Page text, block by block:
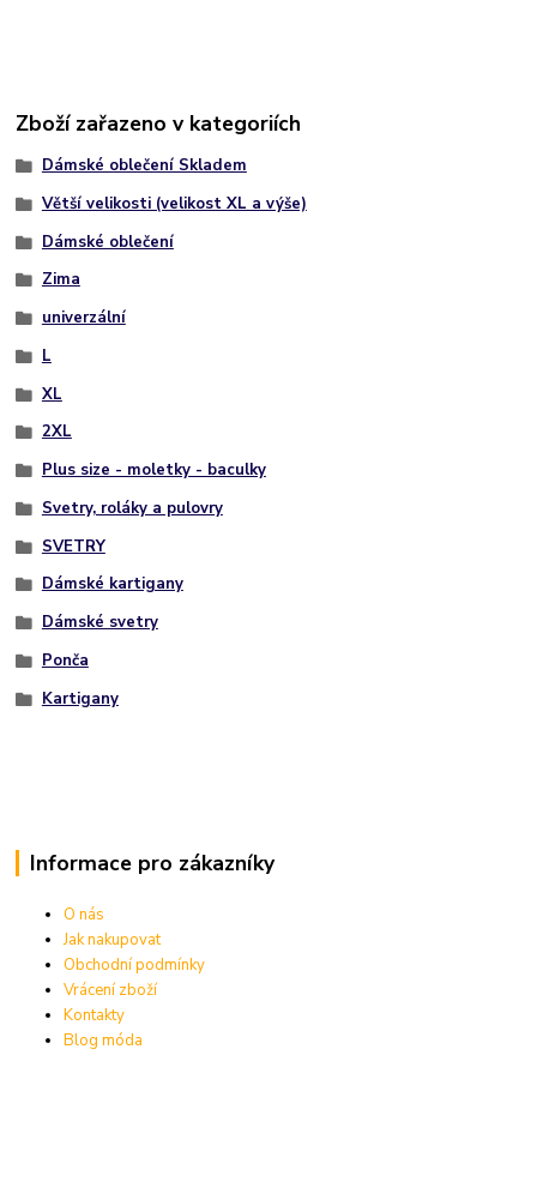
Zboží zařazeno v kategoriích
Dámské oblečení Skladem
Větší velikosti (velikost XL a výše)
Dámské oblečení
Zima
univerzální
L
XL
2XL
Plus size - moletky - baculky
Svetry, roláky a pulovry
SVETRY
Dámské kartigany
Dámské svetry
Ponča
Kartigany
Informace pro zákazníky
O nás
Jak nakupovat
Obchodní podmínky
Vrácení zboží
Kontakty
Blog móda